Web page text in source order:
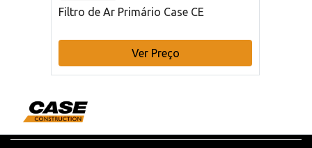
Filtro de Ar Primário Case CE
Ver Preço